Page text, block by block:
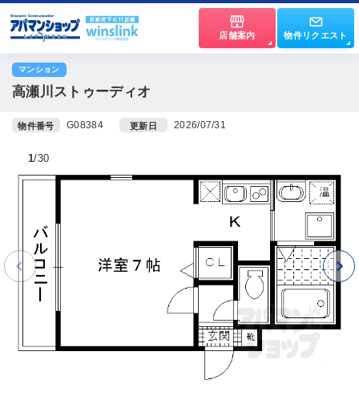
店舗案内 物件リクエスト
マンション
高瀬川ストゥーディオ
物件番号 G08384 更新日 2026/07/31
1 30